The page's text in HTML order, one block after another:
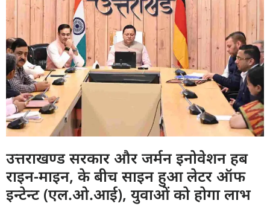
उत्तराखण्ड सरकार और जर्मन इनोवेशन हब
राइन-माइन, के बीच साइन हुआ लेटर ऑफ
इन्टेन्ट (एल.ओ.आई), युवाओं को होगा लाभ